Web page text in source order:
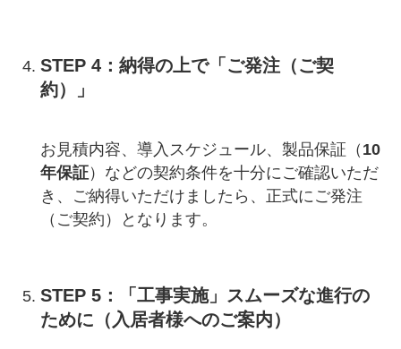
STEP 4：納得の上で「ご発注（ご契
約）」
お見積内容、導入スケジュール、製品保証（ 10
年保証）などの契約条件を十分にご確認いただ
き、ご納得いただけましたら、正式にご発注
（ご契約）となります。
STEP 5：「工事実施」スムーズな進行の
ために（入居者様へのご案内）